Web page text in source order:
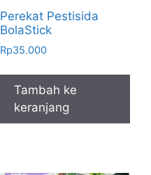
Perekat Pestisida
BolaStick
Rp35.000
Tambah ke
keranjang